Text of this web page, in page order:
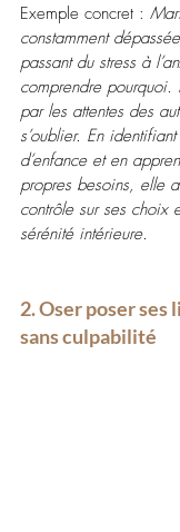
Exemple concret :
constamment
passant du stress à
comprendre
par les attentes des
s’oublier. En
d’enfance et en
propres besoins, elle
contrôle sur ses choix
sérénité intérieure.
2. Oser poser
sans culpabilité